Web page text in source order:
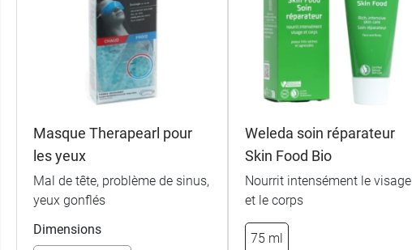
Masque Therapearl pour
les yeux
Mal de tête, problème de sinus,
yeux gonflés
Dimensions
Weleda soin réparateur
Skin Food Bio
Nourrit intensément le visage
et le corps
75 ml